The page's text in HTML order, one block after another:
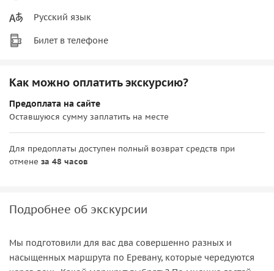
Русский язык
Билет в телефоне
Как можно оплатить экскурсию?
Предоплата на сайте
Оставшуюся сумму заплатить на месте
Для предоплаты доступен полный возврат средств при
отмене за 48 часов
Подробнее об экскурсии
Мы подготовили для вас два совершенно разных и
насыщенных маршрута по Еревану, которые чередуются